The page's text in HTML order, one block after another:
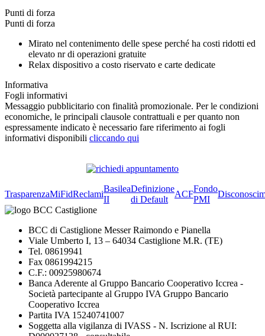
Punti di forza
Punti di forza
Mirato nel contenimento delle spese perché ha costi ridotti ed
elevato nr di operazioni gratuite
Relax dispositivo a costo riservato e carte dedicate
Informativa
Fogli informativi
Messaggio pubblicitario con finalità promozionale. Per le condizioni
economiche, le principali clausole contrattuali e per quanto non
espressamente indicato è necessario fare riferimento ai fogli
informativi disponibili cliccando qui
TrasparenzaMiFidReclami
Basilea
II
Definizione
di Default
ACF
Fondo
PMI
BCC di Castiglione Messer Raimondo e Pianella
Viale Umberto I, 13 – 64034 Castiglione M.R. (TE)
Tel. 08619941
Fax 0861994215
C.F.: 00925980674
Banca Aderente al Gruppo Bancario Cooperativo Iccrea -
Società partecipante al Gruppo IVA Gruppo Bancario
Cooperativo Iccrea
Partita IVA 15240741007
Soggetta alla vigilanza di IVASS - N. Iscrizione al RUI: